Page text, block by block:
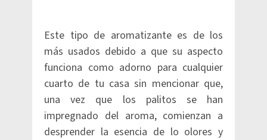
Este tipo de aromatizante es de los
más usados debido a que su aspecto
funciona como adorno para cualquier
cuarto de tu casa sin mencionar que,
una vez que los palitos se han
impregnado del aroma, comienzan a
desprender la esencia de lo olores y